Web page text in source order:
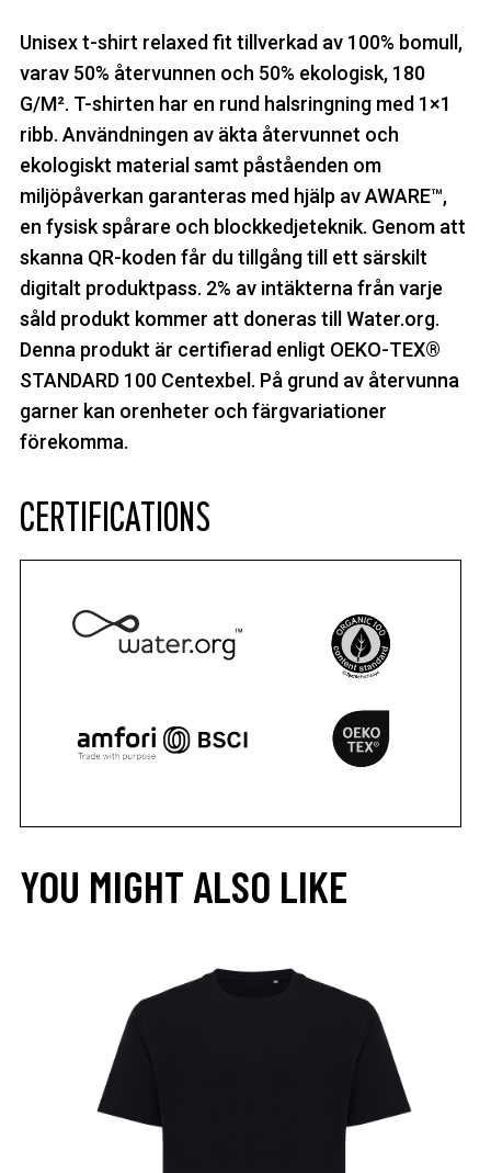
Unisex t-shirt relaxed fit tillverkad av 100% bomull,
varav 50% återvunnen och 50% ekologisk, 180
G/M². T-shirten har en rund halsringning med 1×1
ribb. Användningen av äkta återvunnet och
ekologiskt material samt påståenden om
miljöpåverkan garanteras med hjälp av AWARE™,
en fysisk spårare och blockkedjeteknik. Genom att
skanna QR-koden får du tillgång till ett särskilt
digitalt produktpass. 2% av intäkterna från varje
såld produkt kommer att doneras till Water.org.
Denna produkt är certifierad enligt OEKO-TEX®
STANDARD 100 Centexbel. På grund av återvunna
garner kan orenheter och färgvariationer
förekomma.
CERTIFICATIONS
YOU MIGHT ALSO LIKE